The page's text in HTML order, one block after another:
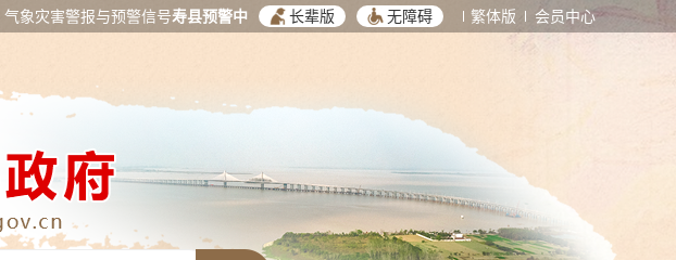
气象灾害警报与预警信号寿县预警中 长辈版 无障碍 繁体版 会员中心